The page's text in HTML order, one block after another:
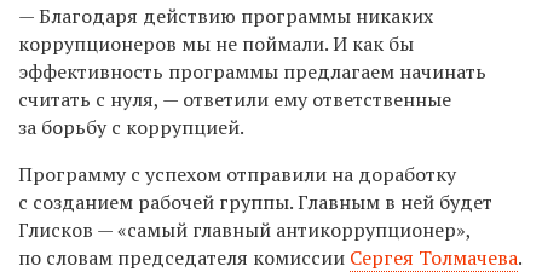
— Благодаря действию программы никаких
коррупционеров мы не поймали. И как бы
эффективность программы предлагаем начинать
считать с нуля, — ответили ему ответственные
за борьбу с коррупцией.
Программу с успехом отправили на доработку
с созданием рабочей группы. Главным в ней будет
Глисков — «самый главный антикоррупционер»,
по словам председателя комиссии Сергея Толмачева.